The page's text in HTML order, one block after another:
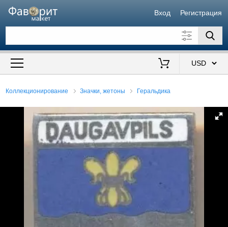
Вход Регистрация
Искать также в описании
Коллекционирование Значки, жетоны Геральдика